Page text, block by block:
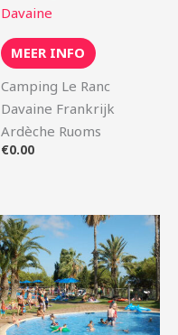
Davaine
MEER INFO
Camping Le Ranc
Davaine Frankrijk
Ardèche Ruoms
€0.00